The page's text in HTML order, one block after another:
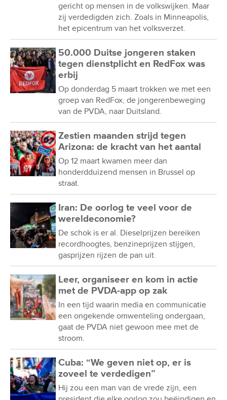
gericht op mensen in de volkswijken. Maar
zij verdedigden zich. Zoals in Minneapolis,
het epicentrum van het volksverzet.
50.000 Duitse jongeren staken
tegen dienstplicht en RedFox was
erbij
Op donderdag 5 maart trokken we met een
groep van RedFox, de jongerenbeweging
van de PVDA, naar Duitsland.
Zestien maanden strijd tegen
Arizona: de kracht van het aantal
Op 12 maart kwamen meer dan
honderdduizend mensen in Brussel op
straat.
Iran: De oorlog te veel voor de
wereldeconomie?
De schok is er al. Dieselprijzen bereiken
recordhoogtes, benzineprijzen stijgen,
gasprijzen rijzen de pan uit.
Leer, organiseer en kom in actie
met de PVDA-app op zak
In een tijd waarin media en communicatie
een ongekende omwenteling ondergaan,
gaat de PVDA niet gewoon mee met de
stroom.
Cuba: “We geven niet op, er is
zoveel te verdedigen”
Hij zou een man van de vrede zijn, een